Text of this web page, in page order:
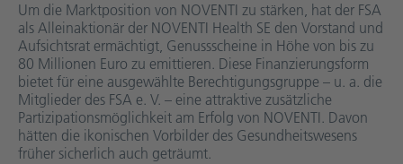
Um die Marktposition von NOVENTI zu stärken, hat der FSA
als Alleinaktionär der NOVENTI Health SE den Vorstand und
Aufsichtsrat ermächtigt, Genussscheine in Höhe von bis zu
80 Millionen Euro zu emittieren. Diese Finanzierungsform
bietet für eine ausgewählte Berechtigungsgruppe – u. a. die
Mitglieder des FSA e. V. – eine attraktive zusätzliche
Partizipationsmöglichkeit am Erfolg von NOVENTI. Davon
hätten die ikonischen Vorbilder des Gesundheitswesens
früher sicherlich auch geträumt.